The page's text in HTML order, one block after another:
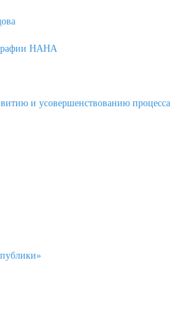
НАНА
и усовершенствованию процесса